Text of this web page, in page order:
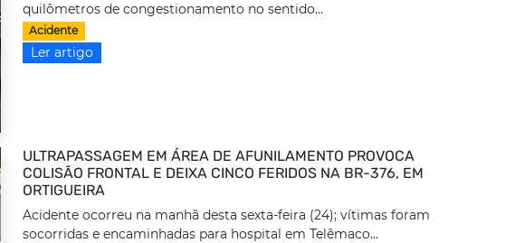
quilômetros de congestionamento no sentido...
Acidente
Ler artigo
ULTRAPASSAGEM EM ÁREA DE AFUNILAMENTO PROVOCA
COLISÃO FRONTAL E DEIXA CINCO FERIDOS NA BR-376, EM
ORTIGUEIRA
Acidente ocorreu na manhã desta sexta-feira (24); vítimas foram
socorridas e encaminhadas para hospital em Telêmaco...